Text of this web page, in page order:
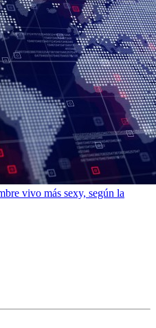
vivo más sexy, según la